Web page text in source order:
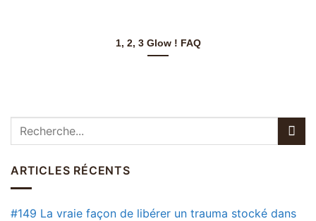
1, 2, 3 Glow ! FAQ
ARTICLES RÉCENTS
#149 La vraie façon de libérer un trauma stocké dans